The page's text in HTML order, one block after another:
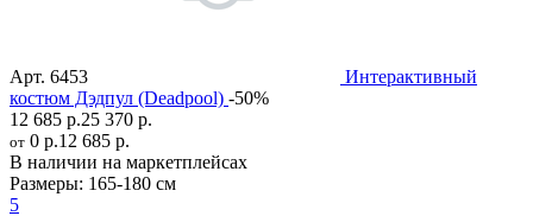
Арт. 6453
Интерактивный
костюм Дэдпул (Deadpool) -50%
12 685 р.25 370 р.
от 0 р.12 685 р.
В наличии на маркетплейсах
Размеры: 165-180 см
5